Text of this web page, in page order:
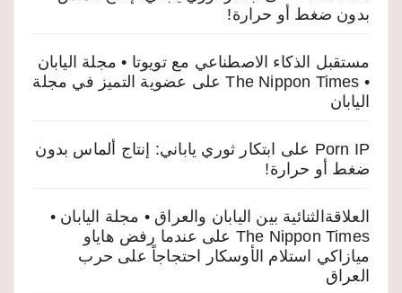
بدون ضغط أو حرارة!
مستقبل الذكاء الاصطناعي مع تويوتا • مجلة اليابان
• The Nippon Times
على عضوية التميز في مجلة
اليابان
Porn IP على
ابتكار ثوري ياباني: إنتاج ألماس بدون
ضغط أو حرارة!
العلاقةالثنائية بين اليابان والعراق • مجلة اليابان •
The Nippon Times على عندما رفض هاياو
ميازاكي استلام الأوسكار احتجاجاً على حرب
العراق